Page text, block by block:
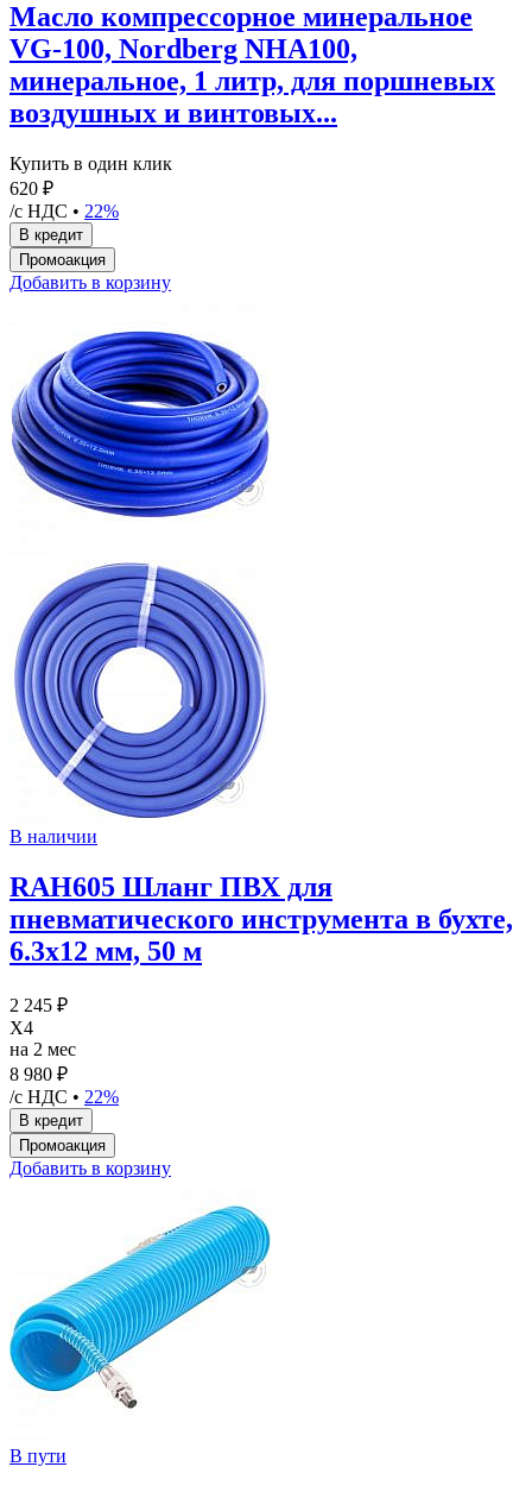
Масло компрессорное минеральное
VG-100, Nordberg NHA100,
минеральное, 1 литр, для поршневых
воздушных и винтовых...
Купить в один клик
620 ₽
/с НДС • 22%
Добавить в корзину
В наличии
RAH605 Шланг ПВХ для
пневматического инструмента в бухте,
6.3х12 мм, 50 м
2 245 ₽
X4
на 2 мес
8 980 ₽
/с НДС • 22%
Добавить в корзину
В пути